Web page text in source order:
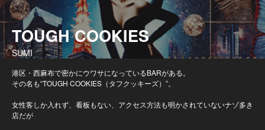
TOUGH COOKIES
SUMI
港区・西麻布で密かにウワサになっているBARがある。
その名も“TOUGH COOKIES（タフクッキーズ）”。
女性客しか入れず、看板もない、アクセス方法も明かされていないナゾ多き
店だが